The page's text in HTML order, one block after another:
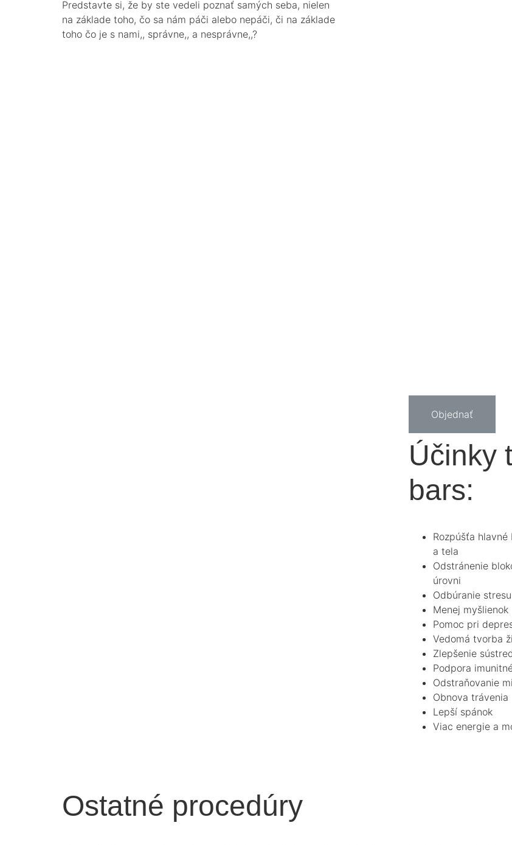
Predstavte si, že by ste vedeli poznať samých seba, nielen
na základe toho, čo sa nám páči alebo nepáči, či na základe
toho čo je s nami,, správne,, a nesprávne,,?
Objednať
Účinky
bars:
Rozpúšťa
a tela
Odstránenie
úrovni
Odbúranie
Menej myšlienok
Pomoc pri
Vedomá tvorba
Zlepšenie
Podpora
Odstraňovanie
Obnova trávenia
Lepší spánok
Viac energie a
Ostatné procedúry